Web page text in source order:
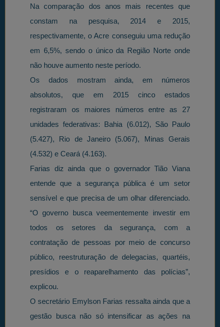
Na comparação dos anos mais recentes que
constam na pesquisa, 2014 e 2015,
respectivamente, o Acre conseguiu uma redução
em 6,5%, sendo o único da Região Norte onde
não houve aumento neste período.
Os dados mostram ainda, em números
absolutos, que em 2015 cinco estados
registraram os maiores números entre as 27
unidades federativas: Bahia (6.012), São Paulo
(5.427), Rio de Janeiro (5.067), Minas Gerais
(4.532) e Ceará (4.163).
Farias diz ainda que o governador Tião Viana
entende que a segurança pública é um setor
sensível e que precisa de um olhar diferenciado.
“O governo busca veementemente investir em
todos os setores da segurança, com a
contratação de pessoas por meio de concurso
público, reestruturação de delegacias, quartéis,
presídios e o reaparelhamento das polícias”,
explicou.
O secretário Emylson Farias ressalta ainda que a
gestão busca não só intensificar as ações na